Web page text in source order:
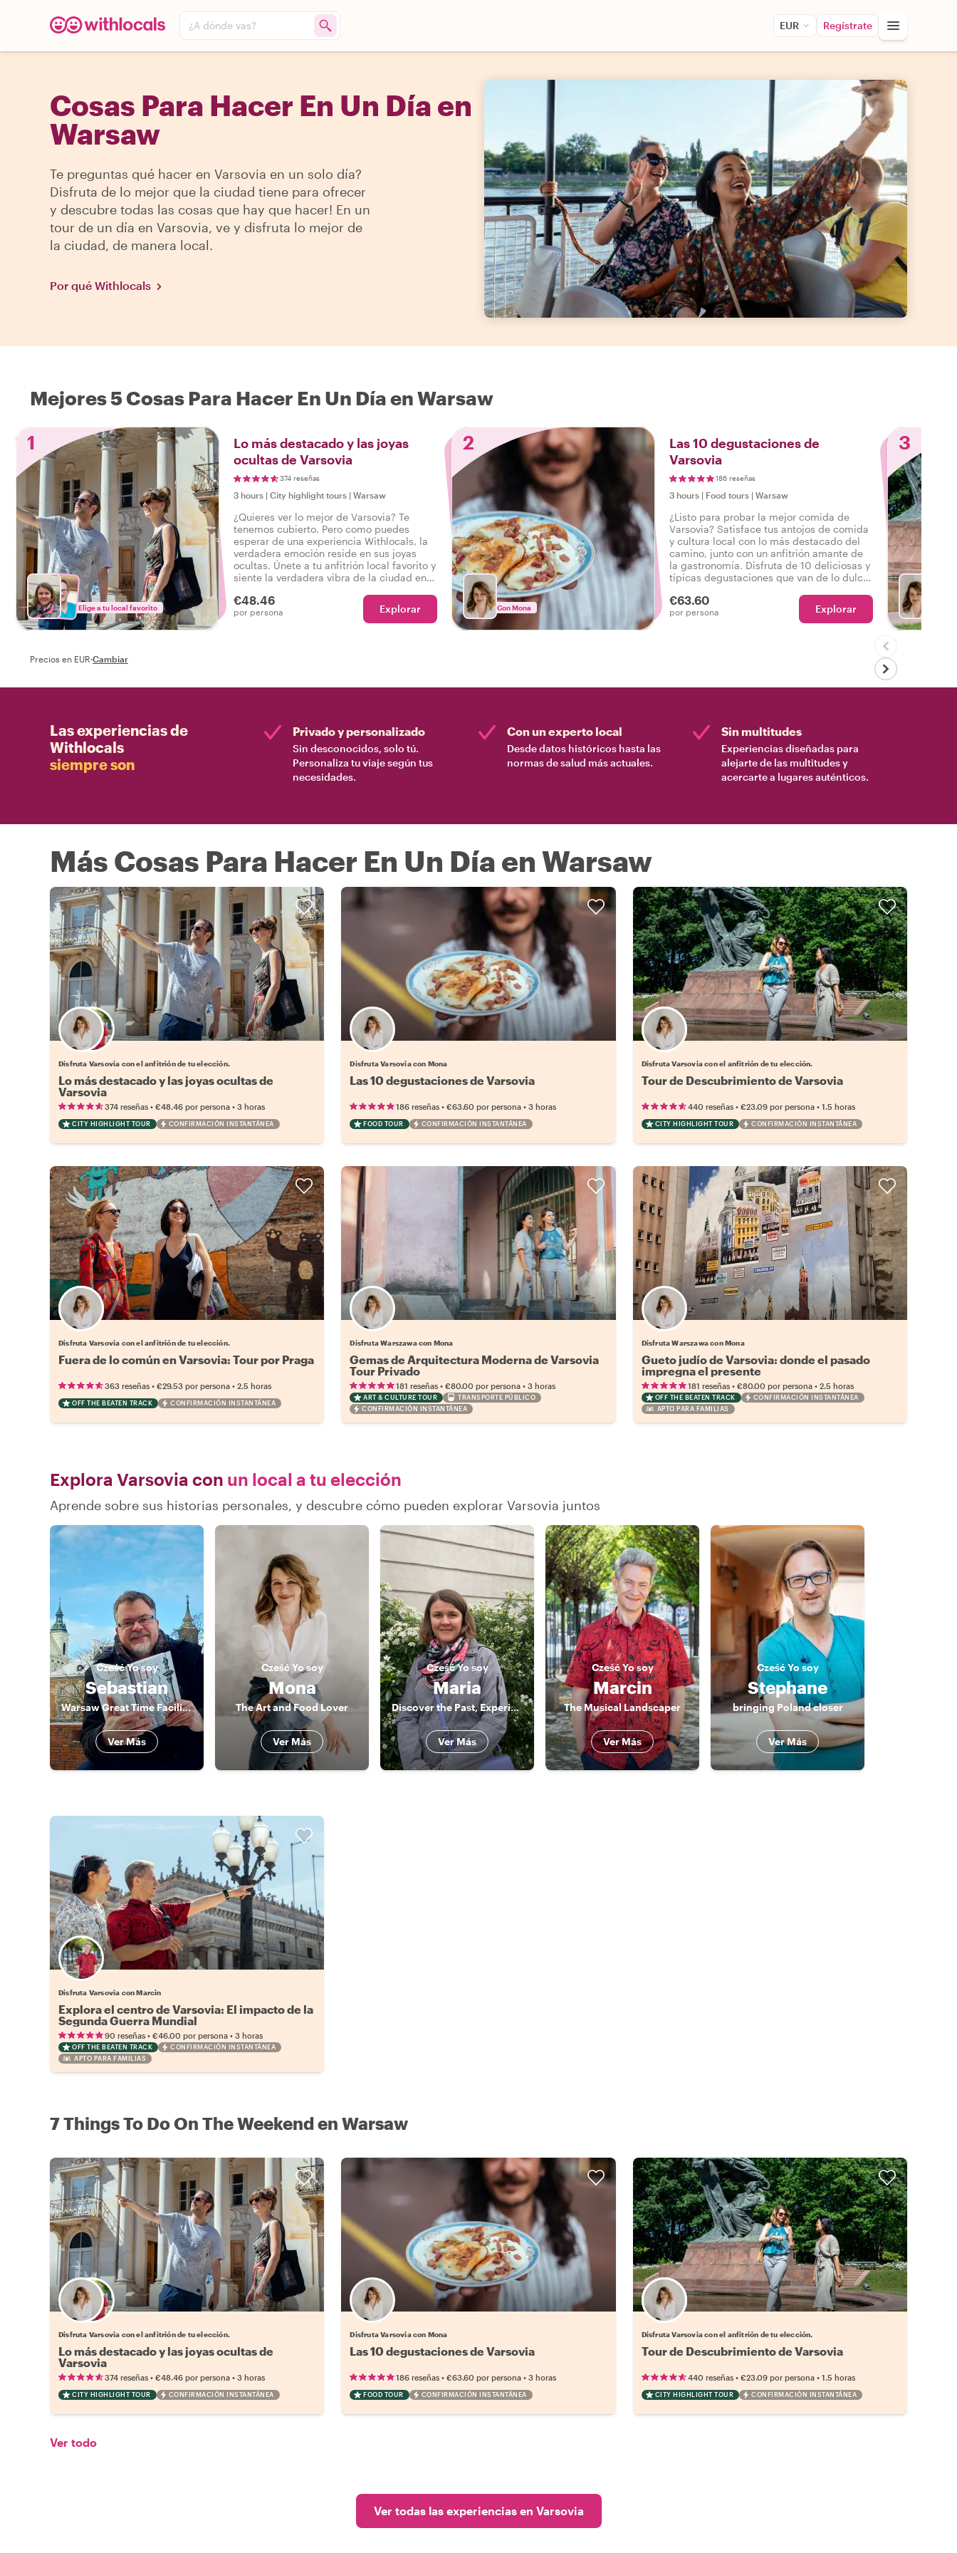
¿A dónde vas? EUR Regístrate
Cosas Para Hacer En Un Día en
Warsaw
Te preguntas qué hacer en Varsovia en un solo día?
Disfruta de lo mejor que la ciudad tiene para ofrecer
y descubre todas las cosas que hay que hacer! En un
tour de un día en Varsovia, ve y disfruta lo mejor de
la ciudad, de manera local.
Por qué Withlocals
Mejores 5 Cosas Para Hacer En Un Día en Warsaw
1
Elige a tu local favorito
Lo más destacado y las joyas
ocultas de Varsovia
374 reseñas
3 hours | City highlight tours | Warsaw
¿Quieres ver lo mejor de Varsovia? Te
tenemos cubierto. Pero como puedes
esperar de una experiencia Withlocals, la
verdadera emoción reside en sus joyas
ocultas. Únete a tu anfitrión local favorito y
siente la verdadera vibra de la ciudad en
decir: ¡He experimentado la verdadera
Varsovia!
€48.46
por persona Explorar
2
Con Mona
Las 10 degustaciones de
Varsovia
186 reseñas
3 hours | Food tours | Warsaw
¿Listo para probar la mejor comida de
Varsovia? Satisface tus antojos de comida
y cultura local con lo más destacado del
camino, junto con un anfitrión amante de
la gastronomía. Disfruta de 10 deliciosas y
típicas degustaciones que van de lo dulce
sabroso tour gastronómico por Varsovia.
€63.60
por persona Explorar
3
Precios en EUR·Cambiar
Las experiencias de
Withlocals
siempre son
Privado y personalizado
Sin desconocidos, solo tú.
Personaliza tu viaje según tus
necesidades.
Con un experto local
Desde datos históricos hasta las
normas de salud más actuales.
Sin multitudes
Experiencias diseñadas para
alejarte de las multitudes y
acercarte a lugares auténticos.
Más Cosas Para Hacer En Un Día en Warsaw
Elige tu local favorito
Disfruta Varsovia con el anfitrión de tu elección.
Lo más destacado y las joyas ocultas de
Varsovia
374 reseñas • €48.46 por persona • 3 horas
CITY HIGHLIGHT TOUR CONFIRMACIÓN INSTANTÁNEA
Disfruta Varsovia con Mona
Las 10 degustaciones de Varsovia
186 reseñas •€63.60 por persona •3 horas
FOOD TOUR CONFIRMACIÓN INSTANTÁNEA
Elige tu local favorito
Disfruta Varsovia con el anfitrión de tu elección.
Tour de Descubrimiento de Varsovia
440 reseñas• €23.09 por persona• 1.5 horas
CITY HIGHLIGHT TOUR CONFIRMACIÓN INSTANTÁNEA
Elige tu local favorito
Disfruta Varsovia con el anfitrión de tu elección.
Fuera de lo común en Varsovia: Tour por Praga
363 reseñas • €29.53 por persona • 2.5 horas
OFF THE BEATEN TRACK CONFIRMACIÓN INSTANTÁNEA
Disfruta Warszawa con Mona
Gemas de Arquitectura Moderna de Varsovia
Tour Privado
181 reseñas •€80.00 por persona •3 horas
ART & CULTURE TOUR
TRANSPORTE PÚBLICO
CONFIRMACIÓN INSTANTÁNEA
Disfruta Warszawa con Mona
Gueto judío de Varsovia: donde el pasado
impregna el presente
181 reseñas• €80.00 por persona• 2.5 horas
OFF THE BEATEN TRACK
CONFIRMACIÓN INSTANTÁNEA
APTO PARA FAMILIAS
Explora Varsovia con un local a tu elección
Aprende sobre sus historias personales, y descubre cómo pueden explorar Varsovia juntos
CześćYo soy
Sebastian
Warsaw Great Time Facilitator
Ver Más
Cześć Yo soy
Mona
The Art and Food Lover
Ver Más
CześćYo soy
Maria
Discover the Past, Experience the Present.
Ver Más
CześćYo soy
Marcin
The Musical Landscaper
Ver Más
Cześć Yo soy
Stephane
bringing Poland closer
Ver Más
Disfruta Varsovia con Marcin
Explora el centro de Varsovia: El impacto de la
Segunda Guerra Mundial
90 reseñas • €46.00 por persona • 3 horas
OFF THE BEATEN TRACK
CONFIRMACIÓN INSTANTÁNEA
APTO PARA FAMILIAS
7 Things To Do On The Weekend en Warsaw
Elige tu local favorito
Disfruta Varsovia con el anfitrión de tu elección.
Lo más destacado y las joyas ocultas de
Varsovia
374 reseñas • €48.46 por persona • 3 horas
CITY HIGHLIGHT TOUR CONFIRMACIÓN INSTANTÁNEA
Disfruta Varsovia con Mona
Las 10 degustaciones de Varsovia
186 reseñas •€63.60 por persona •3 horas
FOOD TOUR CONFIRMACIÓN INSTANTÁNEA
Elige tu local favorito
Disfruta Varsovia con el anfitrión de tu elección.
Tour de Descubrimiento de Varsovia
440 reseñas• €23.09 por persona• 1.5 horas
CITY HIGHLIGHT TOUR CONFIRMACIÓN INSTANTÁNEA
Ver todo
Ver todas las experiencias en Varsovia